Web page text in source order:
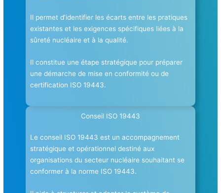
Il permet d’identifier les écarts entre les pratiques
existantes et les exigences spécifiques liées à la
sûreté nucléaire et à la qualité.
Il constitue une étape stratégique pour préparer
une démarche de mise en conformité ou de
certification ISO 19443.
Conseil ISO 19443
Le conseil ISO 19443 est un accompagnement
stratégique et opérationnel destiné aux
organisations du secteur nucléaire souhaitant se
conformer à la norme ISO 19443.